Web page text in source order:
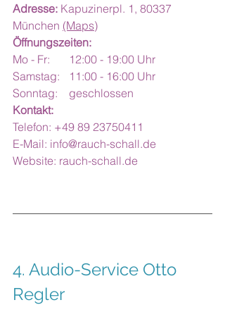
Adresse: Kapuzinerpl. 1, 80337
München (Maps)
Öffnungszeiten:
Mo - Fr:	12:00 - 19:00 Uhr
Samstag:	11:00 - 16:00 Uhr
Sonntag:	geschlossen
Kontakt:
Telefon: +49 89 23750411
E-Mail: info@rauch-schall.de
Website: rauch-schall.de
4. Audio-Service Otto
Regler